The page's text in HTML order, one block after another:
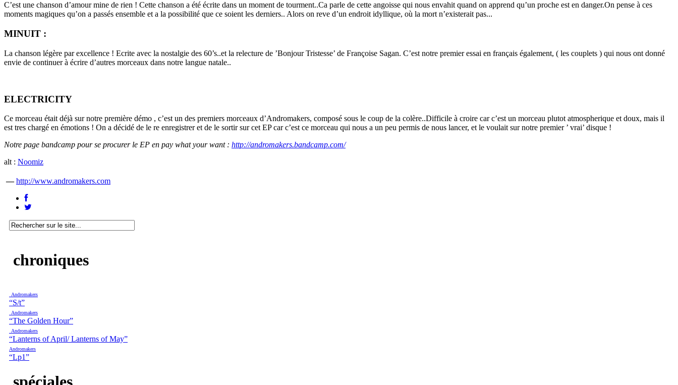
C’est une chanson d’amour mine de rien ! Cette chanson a été écrite dans un moment de tourment..Ca parle de cette angoisse qui nous envahit quand on apprend qu’un proche est en danger.On pense à ces
moments magiques qu’on a passés ensemble et a la possibilité que ce soient les derniers.. Alors on reve d’un endroit idyllique, où la mort n’existerait pas...
MINUIT :
La chanson légère par excellence ! Ecrite avec la nostalgie des 60’s..et la relecture de ’Bonjour Tristesse’ de Françoise Sagan. C’est notre premier essai en français également, ( les couplets ) qui nous ont donné
envie de continuer à écrire d’autres morceaux dans notre langue natale..
ELECTRICITY
Ce morceau était déjà sur notre première démo , c’est un des premiers morceaux d’Andromakers, composé sous le coup de la colère..Difficile à croire car c’est un morceau plutot atmospherique et doux, mais il
est tres chargé en émotions ! On a décidé de le re enregistrer et de le sortir sur cet EP car c’est ce morceau qui nous a un peu permis de nous lancer, et le voulait sur notre premier ’ vrai’ disque !
Notre page bandcamp pour se procurer le EP en pay what your want : http://andromakers.bandcamp.com/
alt : Noomiz
— http://www.andromakers.com
chroniques
Andromakers
“S/t”
Andromakers
“The Golden Hour”
Andromakers
“Lanterns of April/ Lanterns of May”
Andromakers
“Lp1”